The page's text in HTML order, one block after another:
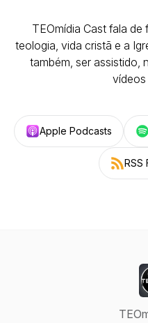
TEOmídia Cast fala
teologia, vida cristã e a
também, ser assistido,
vídeos
Apple Podcasts
RSS